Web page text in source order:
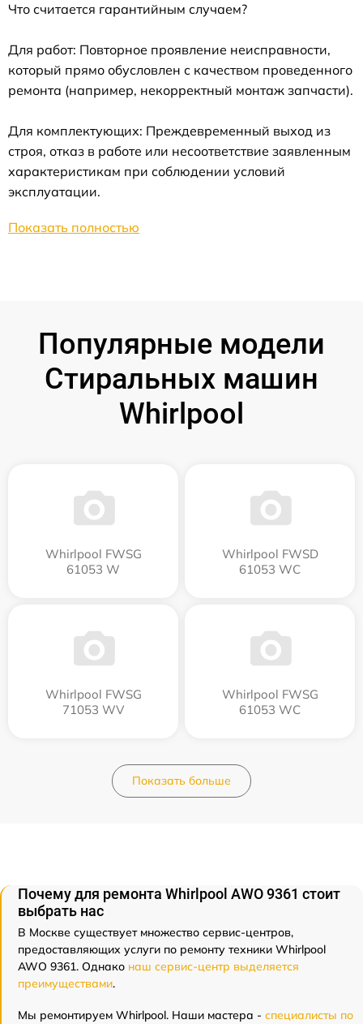
Что считается гарантийным случаем?
Для работ: Повторное проявление неисправности,
который прямо обусловлен с качеством проведенного
ремонта (например, некорректный монтаж запчасти).
Для комплектующих: Преждевременный выход из
строя, отказ в работе или несоответствие заявленным
характеристикам при соблюдении условий
эксплуатации.
Показать полностью
Популярные модели
Стиральных машин
Whirlpool
Whirlpool FWSG
61053 W
Whirlpool FWSD
61053 WC
Whirlpool FWSG
71053 WV
Whirlpool FWSG
61053 WC
Показать больше
Почему для ремонта Whirlpool AWO 9361 стоит
выбрать нас
В Москве существует множество сервис-центров,
предоставляющих услуги по ремонту техники Whirlpool
AWO 9361. Однако наш сервис-центр выделяется
преимуществами.
Мы ремонтируем Whirlpool. Наши мастера - специалисты по